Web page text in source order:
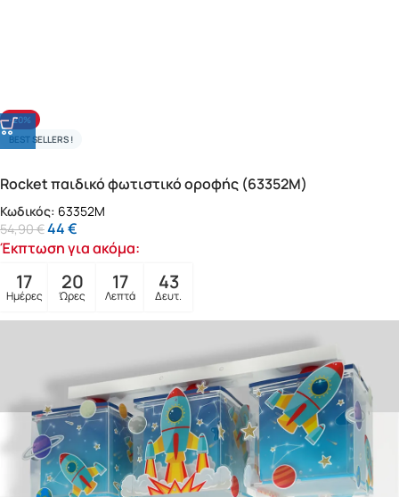
-20%
BEST SELLERS !
Rocket παιδικό φωτιστικό οροφής (63352M)
Κωδικός: 63352M
54,90€44€
Έκπτωση για ακόμα:
17
Ημέρες
20
Ώρες
17
Λεπτά
41
Δευτ.